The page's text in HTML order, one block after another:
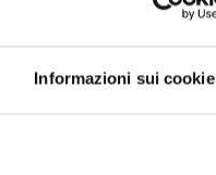
Informazioni sui cookie